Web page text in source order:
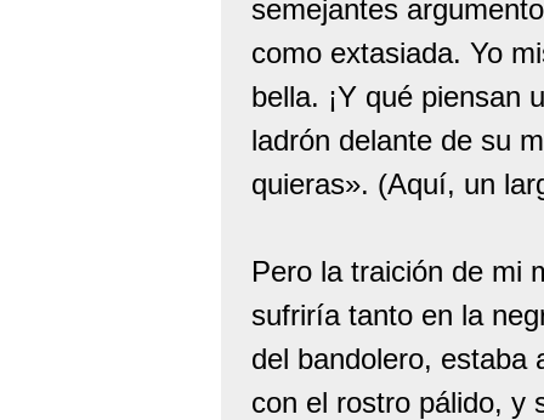
semejantes
como extasiada. Yo
bella. ¡Y qué piensan
ladrón delante de su
quieras». (Aquí, un
Pero la traición de mi
sufriría tanto en la
del bandolero, estaba
con el rostro pálido, y